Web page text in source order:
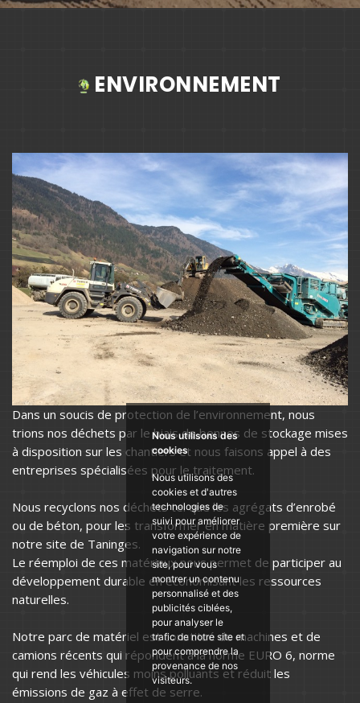
Nous utilisons des
cookies
Nous utilisons des
cookies et d'autres
technologies de
suivi pour améliorer
votre expérience de
navigation sur notre
site, pour vous
montrer un contenu
personnalisé et des
publicités ciblées,
pour analyser le
trafic de notre site et
pour comprendre la
provenance de nos
visiteurs.
ENVIRONNEMENT
Dans un soucis de protection de l’environnement, nous
trions nos déchets par le biais de bennes de stockage mises
à disposition sur les chantiers et nous faisons appel à des
entreprises spécialisées pour le traitement.
Nous recyclons nos déchets tel que les agrégats d’enrobé
ou de béton, pour les transformer en matière première sur
notre site de Taninges.
Le réemploi de ces matériaux nous permet de participer au
développement durable en économisant les ressources
naturelles.
Notre parc de matériel est constitué de machines et de
camions récents qui répondent à la norme EURO 6, norme
qui rend les véhicules moins polluants et réduit les
émissions de gaz à effet de serre.